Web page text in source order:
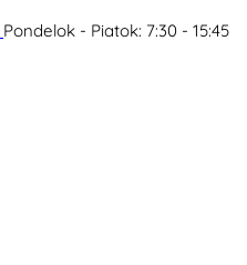
Pondelok - Piatok: 7:30 - 15:45